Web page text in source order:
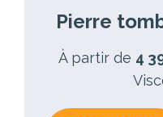
Pierre
À partir de 4